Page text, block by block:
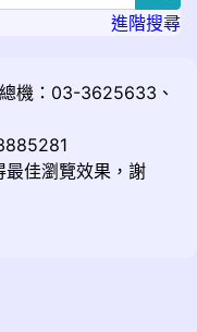
進階搜尋
機：03-3625633、
最佳瀏覽效果，謝